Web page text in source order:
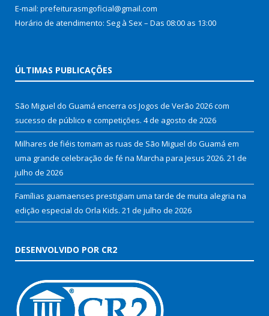
E-mail: prefeiturasmgoficial@gmail.com
Horário de atendimento: Seg à Sex – Das 08:00 as 13:00
ÚLTIMAS PUBLICAÇÕES
São Miguel do Guamá encerra os Jogos de Verão 2026 com
sucesso de público e competições. 4 de agosto de 2026
Milhares de fiéis tomam as ruas de São Miguel do Guamá em
uma grande celebração de fé na Marcha para Jesus 2026. 21 de
julho de 2026
Famílias guamaenses prestigiam uma tarde de muita alegria na
edição especial do Orla Kids. 21 de julho de 2026
DESENVOLVIDO POR CR2